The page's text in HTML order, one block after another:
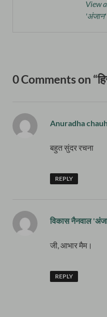
View
0 Comments on
Anuradha
बहुत सुंदर रचना
REPLY
विकास नैनवाल
जी, आभार मैम।
REPLY